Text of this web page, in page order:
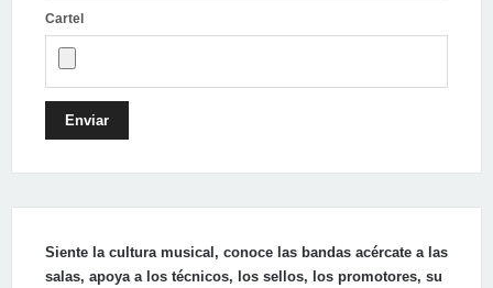
Cartel
Enviar
Siente la cultura musical, conoce las bandas acércate a las
salas, apoya a los técnicos, los sellos, los promotores, su